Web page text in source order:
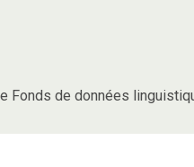
Fonds de données